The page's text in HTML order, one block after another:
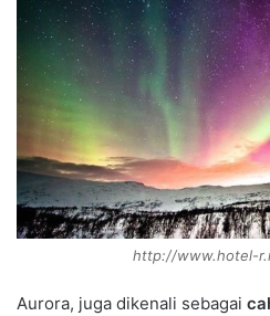
http://www.hotel-
Aurora, juga dikenali sebagai